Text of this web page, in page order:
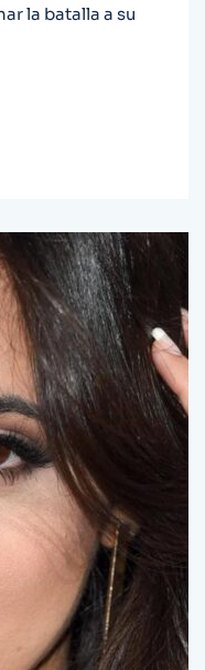
la batalla a su